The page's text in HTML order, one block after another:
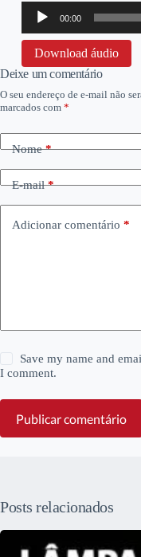
Tocador
áudio
00:00
Download áudio
Deixe um comentário
O seu endereço de e-mail não
marcados com *
Nome*
E-mail*
Adicionar comentário *
Save my name and
I comment.
Publicar comentário
Posts relacionados